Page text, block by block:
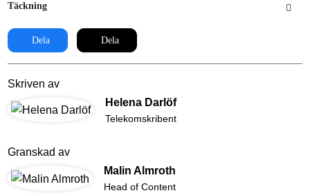
Täckning
Dela Dela
Skriven av
Helena Darlöf
Telekomskribent
Granskad av
Malin Almroth
Head of Content